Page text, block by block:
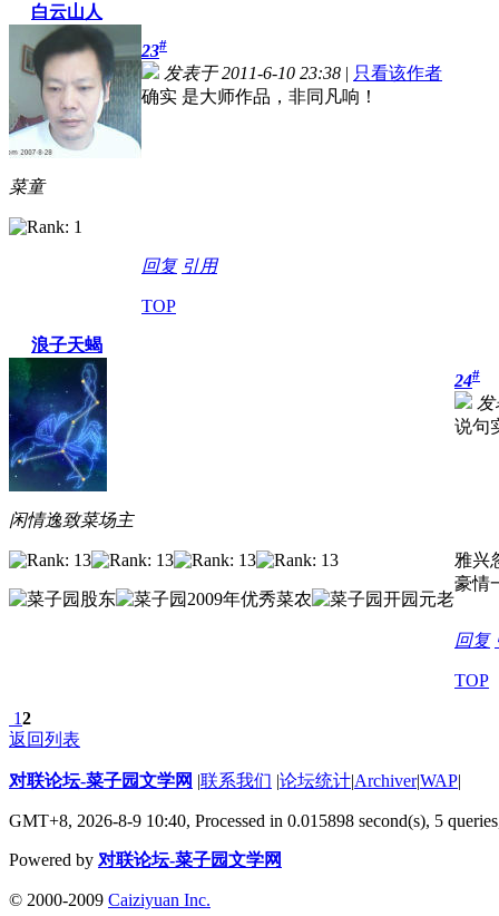
白云山人
菜童
23#
发表于 2011-6-10 23:38 | 只看该作者
确实 是大师作品，非同凡响！
回复 引用
TOP
浪子天蝎
闲情逸致菜场主
24#
发
说句
雅兴
豪情
回复
TOP
12
返回列表
对联论坛-菜子园文学网 |联系我们 |论坛统计|Archiver|WAP|
GMT+8, 2026-8-9 10:40, Processed in 0.015898 second(s), 5
Powered by 对联论坛-菜子园文学网
© 2000-2009 Caiziyuan Inc.